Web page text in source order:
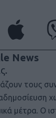
News
τους
μέτρα. Ο